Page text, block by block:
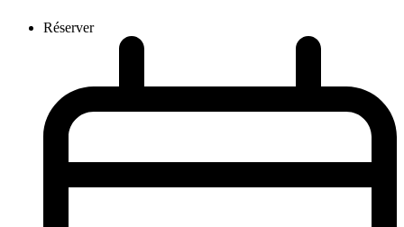
Réserver